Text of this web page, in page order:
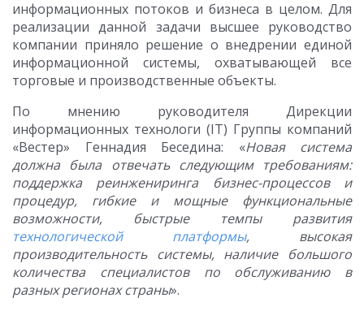
информационных потоков и бизнеса в целом. Для
реализации данной задачи высшее руководство
компании приняло решение о внедрении единой
информационной системы, охватывающей все
торговые и производственные объекты.
По мнению руководителя Дирекции
информационных технологи (IT) Группы компаний
«Вестер» Геннадия Беседина: «Новая система
должна была отвечать следующим требованиям:
поддержка реинжениринга бизнес-процессов и
процедур, гибкие и мощные функциональные
возможности, быстрые темпы развития
технологической платформы, высокая
производительность системы, наличие большого
количества специалистов по обслуживанию в
разных регионах страны».